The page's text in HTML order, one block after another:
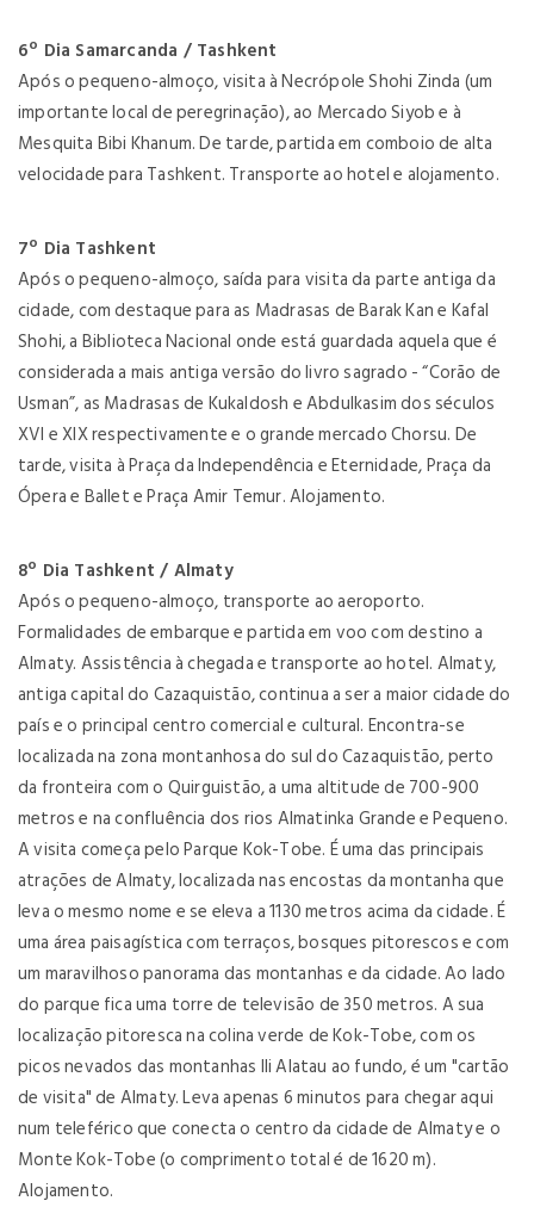
6º Dia Samarcanda / Tashkent
Após o pequeno-almoço, visita à Necrópole Shohi Zinda (um
importante local de peregrinação), ao Mercado Siyob e à
Mesquita Bibi Khanum. De tarde, partida em comboio de alta
velocidade para Tashkent. Transporte ao hotel e alojamento.
7º Dia Tashkent
Após o pequeno-almoço, saída para visita da parte antiga da
cidade, com destaque para as Madrasas de Barak Kan e Kafal
Shohi, a Biblioteca Nacional onde está guardada aquela que é
considerada a mais antiga versão do livro sagrado - “Corão de
Usman”, as Madrasas de Kukaldosh e Abdulkasim dos séculos
XVI e XIX respectivamente e o grande mercado Chorsu. De
tarde, visita à Praça da Independência e Eternidade, Praça da
Ópera e Ballet e Praça Amir Temur. Alojamento.
8º Dia Tashkent / Almaty
Após o pequeno-almoço, transporte ao aeroporto.
Formalidades de embarque e partida em voo com destino a
Almaty. Assistência à chegada e transporte ao hotel. Almaty,
antiga capital do Cazaquistão, continua a ser a maior cidade do
país e o principal centro comercial e cultural. Encontra-se
localizada na zona montanhosa do sul do Cazaquistão, perto
da fronteira com o Quirguistão, a uma altitude de 700-900
metros e na confluência dos rios Almatinka Grande e Pequeno.
A visita começa pelo Parque Kok-Tobe. É uma das principais
atrações de Almaty, localizada nas encostas da montanha que
leva o mesmo nome e se eleva a 1130 metros acima da cidade. É
uma área paisagística com terraços, bosques pitorescos e com
um maravilhoso panorama das montanhas e da cidade. Ao lado
do parque fica uma torre de televisão de 350 metros. A sua
localização pitoresca na colina verde de Kok-Tobe, com os
picos nevados das montanhas Ili Alatau ao fundo, é um "cartão
de visita" de Almaty. Leva apenas 6 minutos para chegar aqui
num teleférico que conecta o centro da cidade de Almaty e o
Monte Kok-Tobe (o comprimento total é de 1620 m).
Alojamento.